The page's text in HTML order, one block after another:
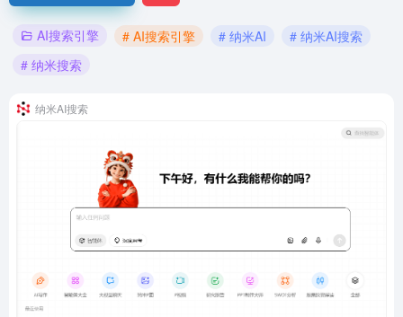
AI搜索引擎 # AI搜索引擎 # 纳米AI
# 纳米AI搜索
# 纳米搜索
纳米AI搜索